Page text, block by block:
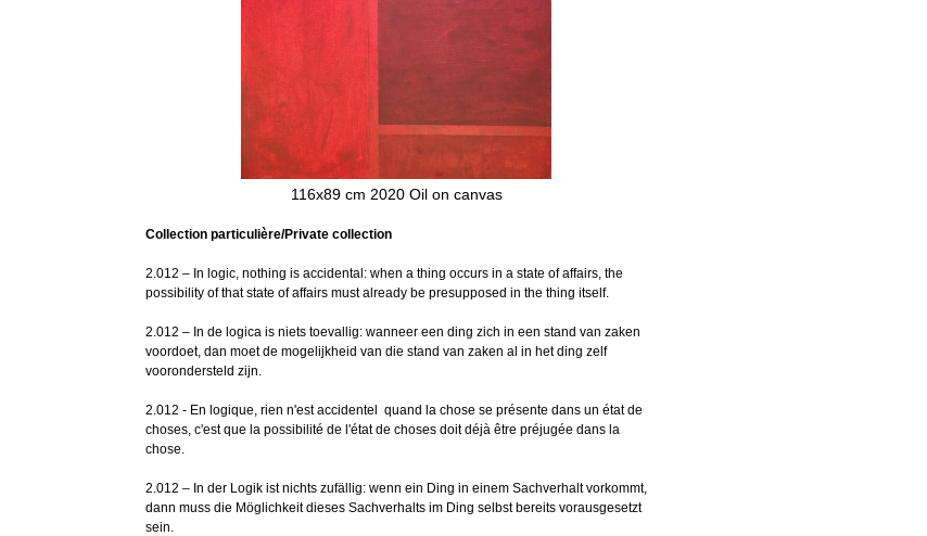
116x89 cm 2020 Oil on canvas
Collection particulière/Private collection
2.012 – In logic, nothing is accidental: when a thing occurs in a state of affairs, the
possibility of that state of affairs must already be presupposed in the thing itself.
2.012 – In de logica is niets toevallig: wanneer een ding zich in een stand van zaken
voordoet, dan moet de mogelijkheid van die stand van zaken al in het ding zelf
voorondersteld zijn.
2.012 - En logique, rien n'est accidentel quand la chose se présente dans un état de
choses, c'est que la possibilité de l'état de choses doit déjà être préjugée dans la
chose.
2.012 – In der Logik ist nichts zufällig: wenn ein Ding in einem Sachverhalt vorkommt,
dann muss die Möglichkeit dieses Sachverhalts im Ding selbst bereits vorausgesetzt
sein.